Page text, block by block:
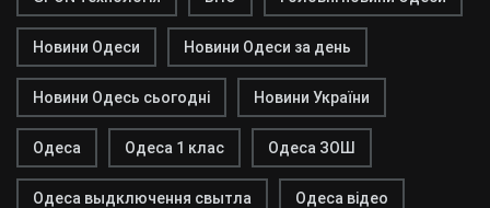
Новини Одеси Новини Одеси за день
Новини Одесь сьогодні Новини України
Одеса Одеса 1 клас Одеса ЗОШ
Одеса выдключення свытла Одеса відео